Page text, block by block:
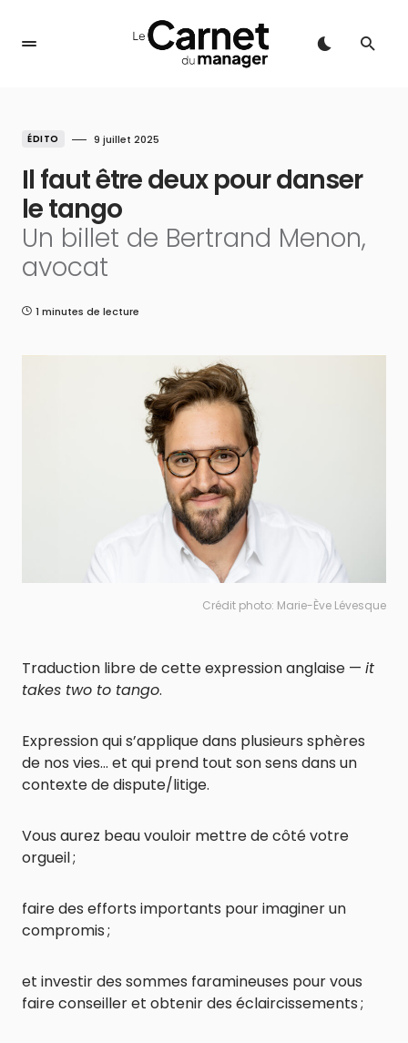
ÉDITO 9 juillet 2025
Il faut être deux pour danser
le tango
Un billet de Bertrand Menon,
avocat
1 minutes de lecture
Crédit photo: Marie-Ève Lévesque
Traduction libre de cette expression anglaise — it
takes two to tango.
Expression qui s’applique dans plusieurs sphères
de nos vies… et qui prend tout son sens dans un
contexte de dispute/litige.
Vous aurez beau vouloir mettre de côté votre
orgueil ;
faire des efforts importants pour imaginer un
compromis ;
et investir des sommes faramineuses pour vous
faire conseiller et obtenir des éclaircissements ;